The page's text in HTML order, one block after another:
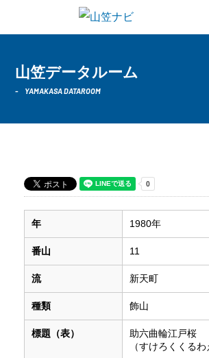
山笠データルーム
YAMAKASA DATAROOM
年 1980年
番山 11
流 新天町
種類 飾山
標題（表）
助六曲輪江戸桜
（すけろくくるわ